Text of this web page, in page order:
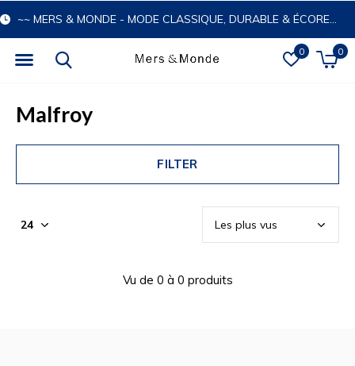
0 0
~~ MERS & MONDE - MODE CLASSIQUE, DURABLE & ÉCORESPONSABLE
Malfroy
FILTER
Vu de 0 à 0 produits